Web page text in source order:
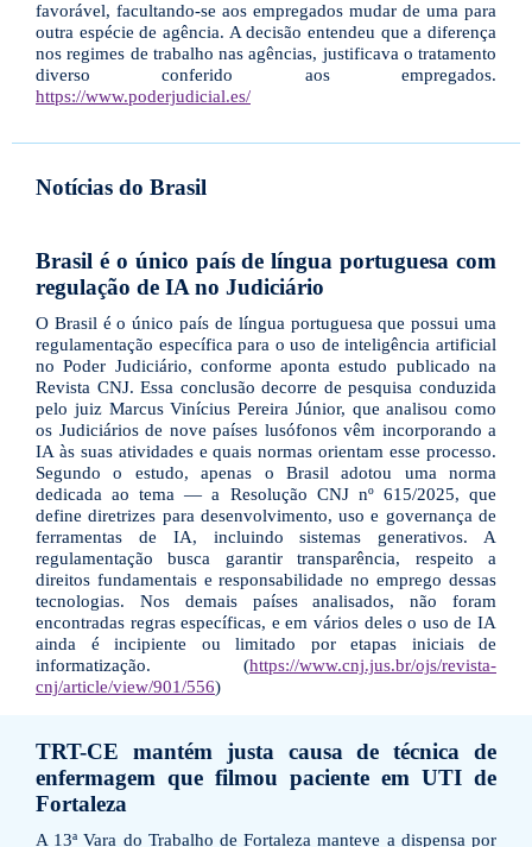
favorável, facultando-se aos empregados mudar de uma para
outra espécie de agência. A decisão entendeu que a diferença
nos regimes de trabalho nas agências, justificava o tratamento
diverso conferido aos empregados.
https://www.poderjudicial.es/
Notícias do Brasil
Brasil é o único país de língua portuguesa com
regulação de IA no Judiciário
O Brasil é o único país de língua portuguesa que possui uma
regulamentação específica para o uso de inteligência artificial
no Poder Judiciário, conforme aponta estudo publicado na
Revista CNJ. Essa conclusão decorre de pesquisa conduzida
pelo juiz Marcus Vinícius Pereira Júnior, que analisou como
os Judiciários de nove países lusófonos vêm incorporando a
IA às suas atividades e quais normas orientam esse processo.
Segundo o estudo, apenas o Brasil adotou uma norma
dedicada ao tema — a Resolução CNJ nº 615/2025, que
define diretrizes para desenvolvimento, uso e governança de
ferramentas de IA, incluindo sistemas generativos. A
regulamentação busca garantir transparência, respeito a
direitos fundamentais e responsabilidade no emprego dessas
tecnologias. Nos demais países analisados, não foram
encontradas regras específicas, e em vários deles o uso de IA
ainda é incipiente ou limitado por etapas iniciais de
informatização. (https://www.cnj.jus.br/ojs/revista-
cnj/article/view/901/556)
TRT-CE mantém justa causa de técnica de
enfermagem que filmou paciente em UTI de
Fortaleza
A 13ª Vara do Trabalho de Fortaleza manteve a dispensa por